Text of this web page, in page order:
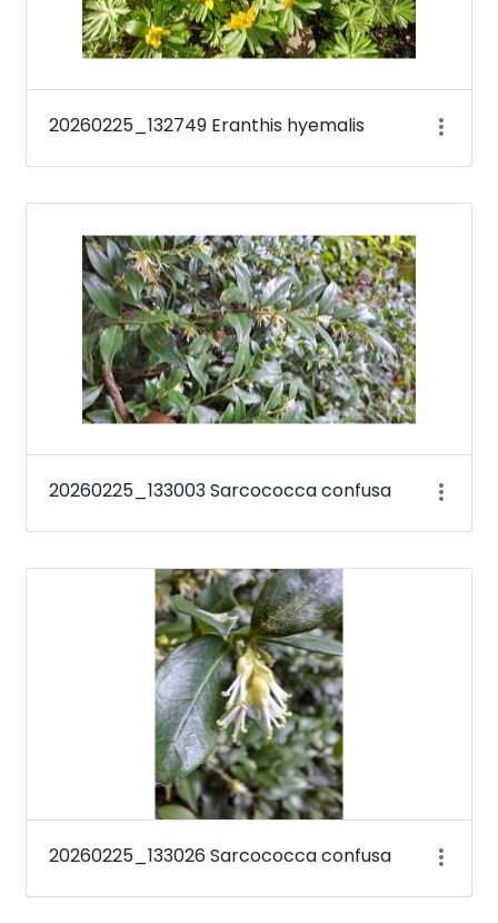
20260225_132749 Eranthis hyemalis
20260225_133003 Sarcococca confusa
20260225_133026 Sarcococca confusa